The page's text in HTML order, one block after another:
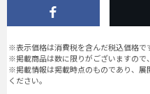
※表示価格は消費税を含んだ税込価格で
※掲載商品は数に限りがございますので
※掲載情報は掲載時点のものであり、展
ください。